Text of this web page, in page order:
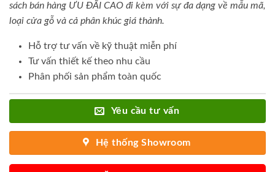
sách bán hàng ƯU ĐÃI CAO đi kèm với sự đa dạng về mẫu mã,
loại cửa gỗ và cả phân khúc giá thành.
Hỗ trợ tư vấn về kỹ thuật miễn phí
Tư vấn thiết kế theo nhu cầu
Phân phối sản phẩm toàn quốc
Yêu cầu tư vấn
Hệ thống Showroom